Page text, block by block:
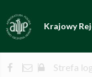
Krajowy
Strefa